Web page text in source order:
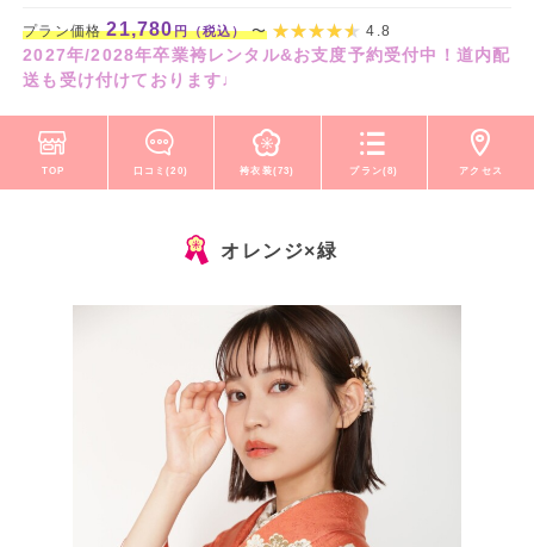
プラン価格21,780円（税込）〜 4.8
2027年/2028年卒業袴レンタル&お支度予約受付中！道内配
送も受け付けております♩
TOP 口コミ(20) 袴衣装(73) プラン(8) アクセス
オレンジ×緑